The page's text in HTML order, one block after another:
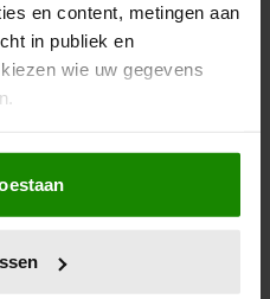
en content, metingen aan
in publiek en
wie uw gegevens
graag:
over uw geografische
nauwkeurig kan zijn
(fingerprinting)